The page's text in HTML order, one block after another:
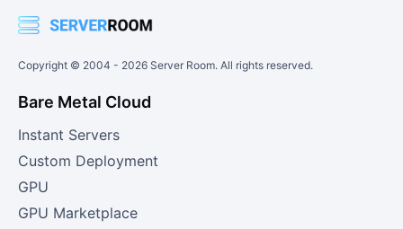
Copyright © 2004 - 2026 Server Room. All rights reserved.
Bare Metal Cloud
Instant Servers
Custom Deployment
GPU
GPU Marketplace